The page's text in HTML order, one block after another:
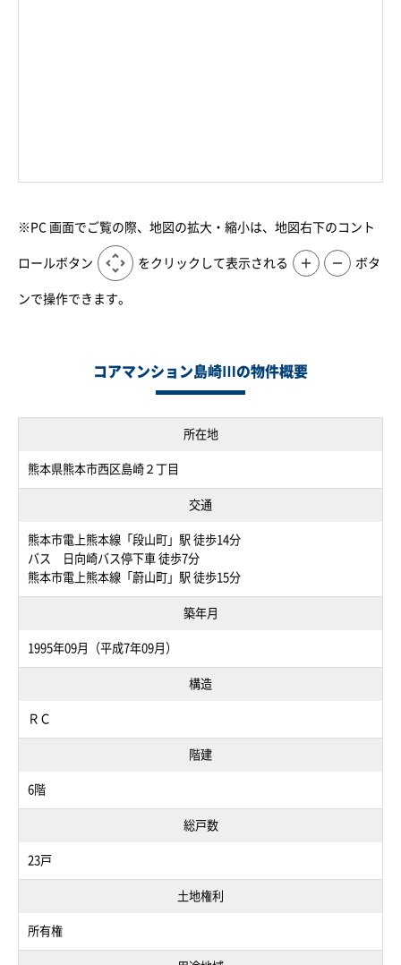
※PC 画面でご覧の際、地図の拡大・縮小は、地図右下のコント
ロールボタン をクリックして表示される ＋ － ボタ
ンで操作できます。
コアマンション島崎Ⅲの物件概要
所在地
熊本県熊本市西区島崎２丁目
交通
熊本市電上熊本線「段山町」駅 徒歩14分
バス 日向崎バス停下車 徒歩7分
熊本市電上熊本線「蔚山町」駅 徒歩15分
築年月
1995年09月（平成7年09月）
構造
ＲＣ
階建
6階
総戸数
23戸
土地権利
所有権